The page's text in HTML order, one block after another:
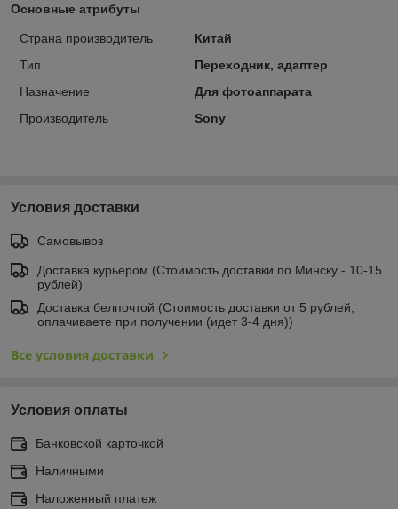
Основные атрибуты
Страна производитель
Китай
Тип
Переходник, адаптер
Назначение
Для фотоаппарата
Производитель
Sony
Условия доставки
Самовывоз
Доставка курьером (Стоимость доставки по Минску - 10-15
рублей)
Доставка белпочтой (Стоимость доставки от 5 рублей,
оплачиваете при получении (идет 3-4 дня))
Все условия доставки
Условия оплаты
Банковской карточкой
Наличными
Наложенный платеж